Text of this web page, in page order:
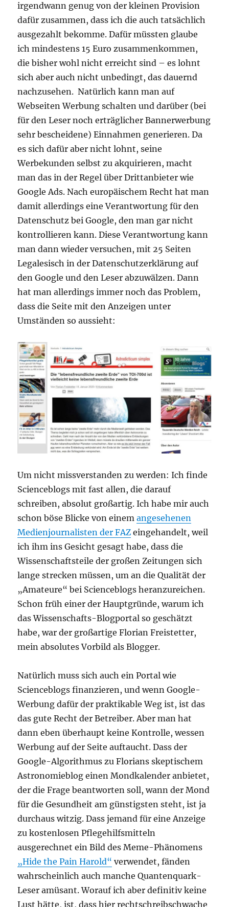
irgendwann genug von der kleinen Provision
dafür zusammen, dass ich die auch tatsächlich
ausgezahlt bekomme. Dafür müssten glaube
ich mindestens 15 Euro zusammenkommen,
die bisher wohl nicht erreicht sind – es lohnt
sich aber auch nicht unbedingt, das dauernd
nachzusehen. Natürlich kann man auf
Webseiten Werbung schalten und darüber (bei
für den Leser noch erträglicher Bannerwerbung
sehr bescheidene) Einnahmen generieren. Da
es sich dafür aber nicht lohnt, seine
Werbekunden selbst zu akquirieren, macht
man das in der Regel über Drittanbieter wie
Google Ads. Nach europäischem Recht hat man
damit allerdings eine Verantwortung für den
Datenschutz bei Google, den man gar nicht
kontrollieren kann. Diese Verantwortung kann
man dann wieder versuchen, mit 25 Seiten
Legalesisch in der Datenschutzerklärung auf
den Google und den Leser abzuwälzen. Dann
hat man allerdings immer noch das Problem,
dass die Seite mit den Anzeigen unter
Umständen so aussieht:
Um nicht missverstanden zu werden: Ich finde
Scienceblogs mit fast allen, die darauf
schreiben, absolut großartig. Ich habe mir auch
schon böse Blicke von einemangesehenen
Medienjournalisten der FAZ eingehandelt, weil
ich ihm ins Gesicht gesagt habe, dass die
Wissenschaftsteile der großen Zeitungen sich
lange strecken müssen, um an die Qualität der
„Amateure“ bei Scienceblogs heranzureichen.
Schon früh einer der Hauptgründe, warum ich
das Wissenschafts-Blogportal so geschätzt
habe, war der großartige Florian Freistetter,
mein absolutes Vorbild als Blogger.
Natürlich muss sich auch ein Portal wie
Scienceblogs finanzieren, und wenn Google-
Werbung dafür der praktikable Weg ist, ist das
das gute Recht der Betreiber. Aber man hat
dann eben überhaupt keine Kontrolle, wessen
Werbung auf der Seite auftaucht. Dass der
Google-Algorithmus zu Florians skeptischem
Astronomieblog einen Mondkalender anbietet,
der die Frage beantworten soll, wann der Mond
für die Gesundheit am günstigsten steht, ist ja
durchaus witzig. Dass jemand für eine Anzeige
zu kostenlosen Pflegehilfsmitteln
ausgerechnet ein Bild des Meme-Phänomens
„Hide the Pain Harold“ verwendet, fänden
wahrscheinlich auch manche Quantenquark-
Leser amüsant. Worauf ich aber definitiv keine
Lust hätte, ist, dass hier rechtschreibschwache